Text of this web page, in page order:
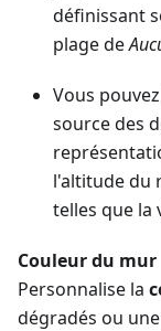
définissant
plage de
Vous
source des
l'altitude du
telles que la
Couleur du mur
Personnalise la
dégradés ou